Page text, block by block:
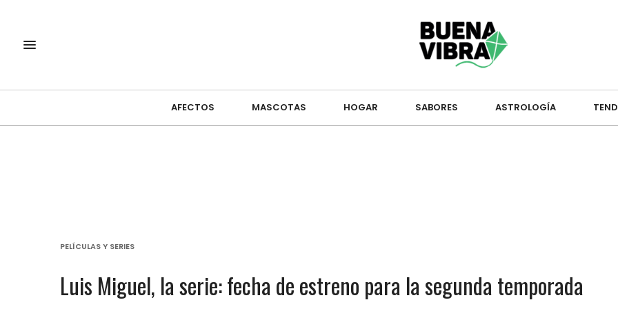
AFECTOS MASCOTAS HOGAR SABORES ASTROLOGÍA
PELÍCULAS Y SERIES
Luis Miguel, la serie: fecha de estreno para la segunda temporada